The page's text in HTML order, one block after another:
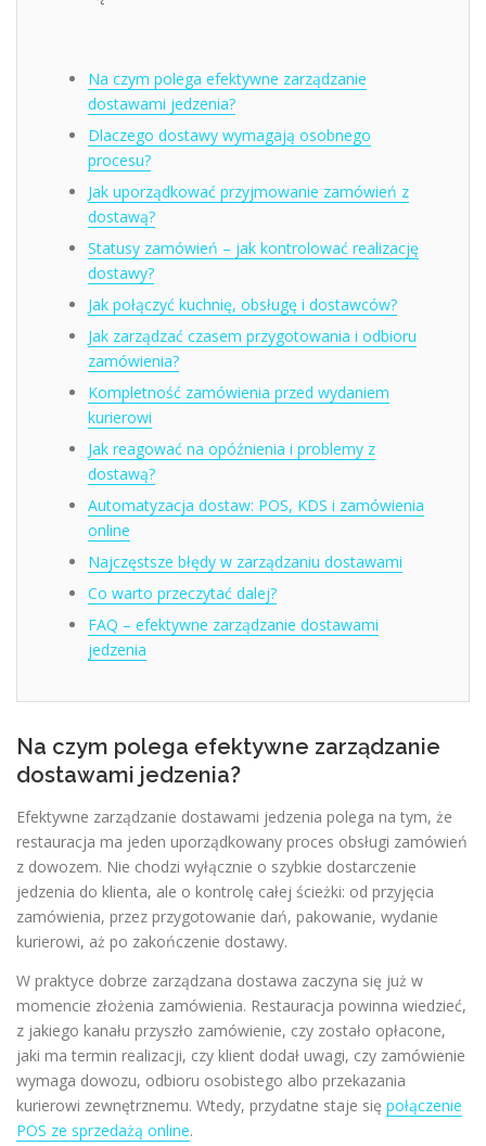
Na czym polega efektywne zarządzanie
dostawami jedzenia?
Dlaczego dostawy wymagają osobnego
procesu?
Jak uporządkować przyjmowanie zamówień z
dostawą?
Statusy zamówień – jak kontrolować realizację
dostawy?
Jak połączyć kuchnię, obsługę i dostawców?
Jak zarządzać czasem przygotowania i odbioru
zamówienia?
Kompletność zamówienia przed wydaniem
kurierowi
Jak reagować na opóźnienia i problemy z
dostawą?
Automatyzacja dostaw: POS, KDS i zamówienia
online
Najczęstsze błędy w zarządzaniu dostawami
Co warto przeczytać dalej?
FAQ – efektywne zarządzanie dostawami
jedzenia
Na czym polega efektywne zarządzanie
dostawami jedzenia?
Efektywne zarządzanie dostawami jedzenia polega na tym, że
restauracja ma jeden uporządkowany proces obsługi zamówień
z dowozem. Nie chodzi wyłącznie o szybkie dostarczenie
jedzenia do klienta, ale o kontrolę całej ścieżki: od przyjęcia
zamówienia, przez przygotowanie dań, pakowanie, wydanie
kurierowi, aż po zakończenie dostawy.
W praktyce dobrze zarządzana dostawa zaczyna się już w
momencie złożenia zamówienia. Restauracja powinna wiedzieć,
z jakiego kanału przyszło zamówienie, czy zostało opłacone,
jaki ma termin realizacji, czy klient dodał uwagi, czy zamówienie
wymaga dowozu, odbioru osobistego albo przekazania
kurierowi zewnętrznemu. Wtedy, przydatne staje się połączenie
POS ze sprzedażą online.